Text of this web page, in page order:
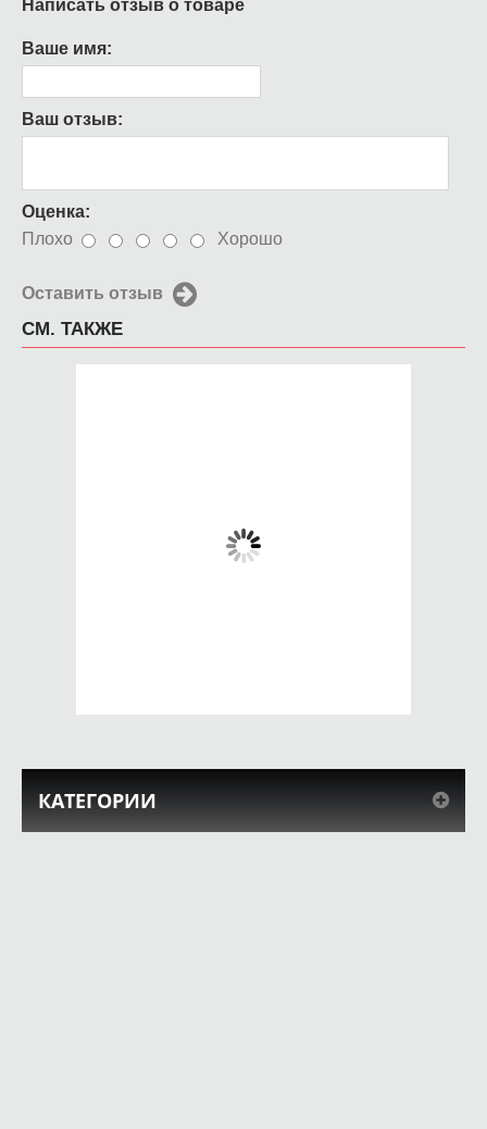
Написать отзыв о товаре
Ваше имя:
Ваш отзыв:
Оценка:
Плохо
Хорошо
Оставить отзыв
СМ. ТАКЖЕ
КАТЕГОРИИ